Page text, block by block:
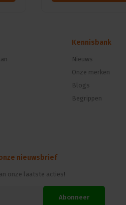
Kennisbank
Nieuws
Onze merken
Blogs
Begrippen
nieuwsbrief
onze laatste acties!
Abonneer